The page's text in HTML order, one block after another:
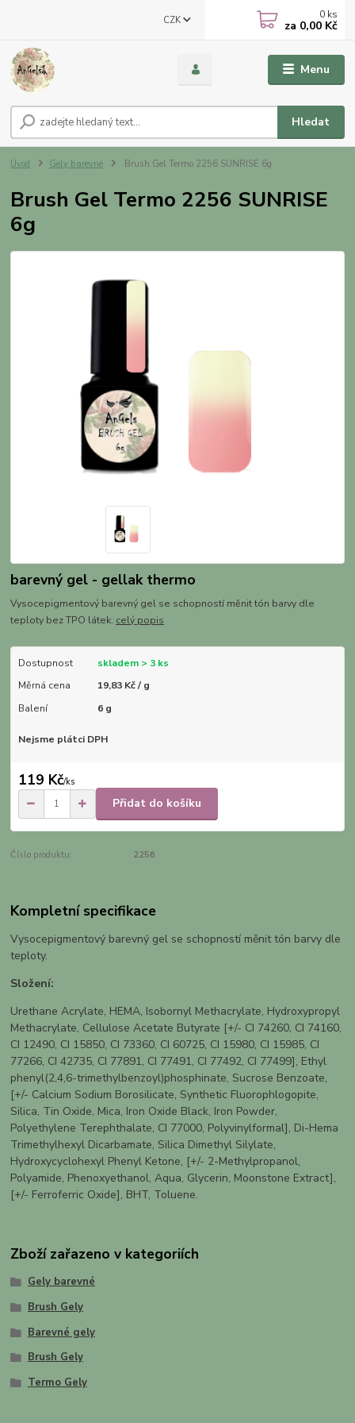
Menu
CZK
Hledat
0 ks
za 0,00 Kč
Úvod Gely barevné Brush Gel Termo 2256 SUNRISE 6g
Brush Gel Termo 2256 SUNRISE
6g
barevný gel - gellak thermo
Vysocepigmentový barevný gel se schopností měnit tón barvy dle
teploty bez TPO látek. celý popis
Dostupnost
skladem > 3 ks
Měrná cena
19,83 Kč / g
Balení
6 g
Nejsme plátci DPH
119 Kč/ks
Přidat do košíku
Číslo produktu: 2256
Kompletní specifikace
Vysocepigmentový barevný gel se schopností měnit tón barvy dle
teploty.
Složení:
Urethane Acrylate, HEMA, Isobornyl Methacrylate, Hydroxypropyl
Methacrylate, Cellulose Acetate Butyrate [+/- CI 74260, CI 74160,
CI 12490, CI 15850, CI 73360, CI 60725, CI 15980, CI 15985, CI
77266, CI 42735, CI 77891, CI 77491, CI 77492, CI 77499], Ethyl
phenyl(2,4,6-trimethylbenzoyl)phosphinate, Sucrose Benzoate,
[+/- Calcium Sodium Borosilicate, Synthetic Fluorophlogopite,
Silica, Tin Oxide, Mica, Iron Oxide Black, Iron Powder,
Polyethylene Terephthalate, CI 77000, Polyvinylformal], Di-Hema
Trimethylhexyl Dicarbamate, Silica Dimethyl Silylate,
Hydroxycyclohexyl Phenyl Ketone, [+/- 2-Methylpropanol,
Polyamide, Phenoxyethanol, Aqua, Glycerin, Moonstone Extract],
[+/- Ferroferric Oxide], BHT, Toluene.
Zboží zařazeno v kategoriích
Gely barevné
Brush Gely
Barevné gely
Brush Gely
Termo Gely